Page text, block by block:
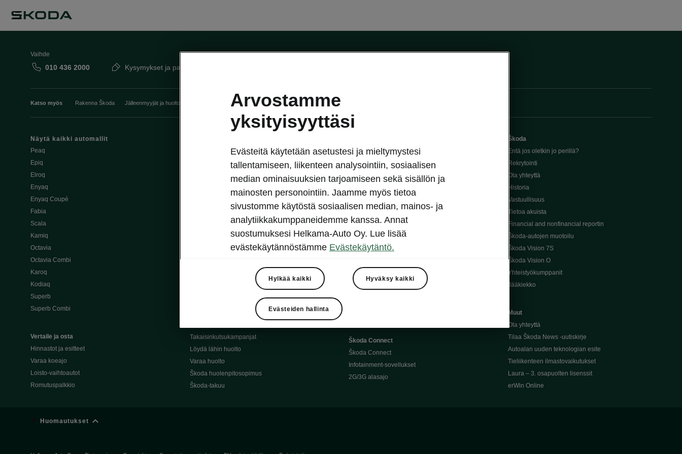
Vaihde
010 436 2000 Kysymykset ja palaute
Katso myös Rakenna Škoda Jälleenmyyjät ja huolto Heti vapaat Škoda-mallit Käyttöohjeet Škoda Shop
Näytä kaikki automallit
Peaq
Epiq
Elroq
Enyaq
Enyaq Coupé
Fabia
Scala
Kamiq
Octavia
Octavia Combi
Karoq
Kodiaq
Superb
Superb Combi
Vertaile ja osta
Hinnastot ja esitteet
Varaa koeajo
Loisto-vaihtoautot
Romutuspalkkio
Osta Škoda verkossa
Škoda Yksityisleasing
Škodan Vakuutus
Škoda 4×4 -mallit
Škoda-katumaasturimallit
Alkuperäiset Škoda-varaosat
Alkuperäiset Škoda-moottoriöljyt
Takaisinkutsukampanjat
Löydä lähin huolto
Varaa huolto
Škoda huolenpitosopimus
Škoda-takuu
Avustinjärjestelmät
Sähköautot ja hybridit
Sähköautot ja hybridit
Ladattavat hybridit
Vinkkejä sähköautoiluun
Ajoakku ja turvallisuus
Ohjelmiston päivitys
Kotilataus
Latauspisteet kartalla
Škoda Connect
Škoda Connect
Infotainment-sovellukset
2G/3G alasajo
Škoda
Entä jos oletkin jo perillä?
Rekrytointi
Ota yhteyttä
Historia
Vastuullisuus
Tietoa akuista
Financial and nonfinancial reportin
Škoda-autojen muotoilu
Škoda Vision 7S
Škoda Vision O
Yhteistyökumppanit
Jääkiekko
Muut
Ota yhteyttä
Tilaa Škoda News -uutiskirje
Autoalan uuden teknologian esite
Tieliikenteen ilmastovaikutukset
Laura – 3. osapuolten lisenssit
erWin Online
Huomautukset
Arvostamme
yksityisyyttäsi
Evästeitä käytetään asetustesi ja mieltymystesi
tallentamiseen, liikenteen analysointiin, sosiaalisen
median ominaisuuksien tarjoamiseen sekä sisällön ja
mainosten personointiin. Jaamme myös tietoa
sivustomme käytöstä sosiaalisen median, mainos- ja
analytiikkakumppaneidemme kanssa. Annat
suostumuksesi Helkama-Auto Oy. Lue lisää
evästekäytännöstämme Evästekäytäntö.
Hylkää kaikki Hyväksy kaikki
Evästeiden hallinta